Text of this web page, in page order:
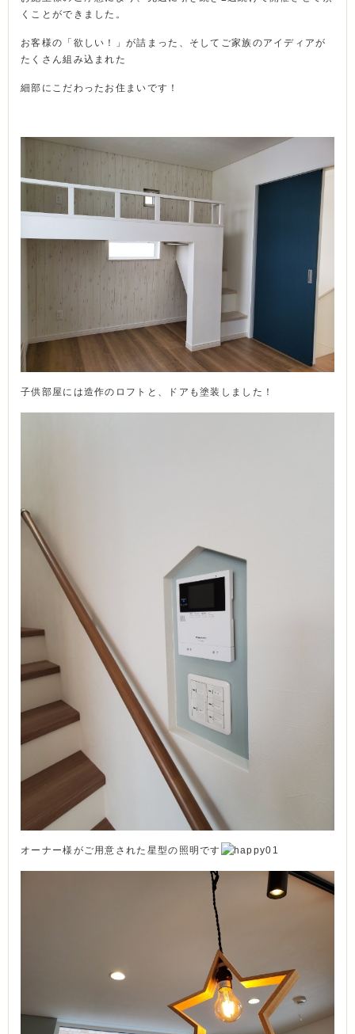
くことができました。
お客様の「欲しい！」が詰まった、そしてご家族のアイディアが
たくさん組み込まれた
細部にこだわったお住まいです！
子供部屋には造作のロフトと、ドアも塗装しました！
オーナー様がご用意された星型の照明です